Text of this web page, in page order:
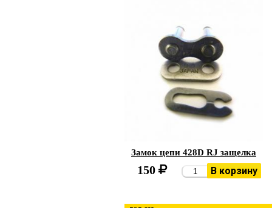
Замок цепи 428D RJ защелка
150 В корзину